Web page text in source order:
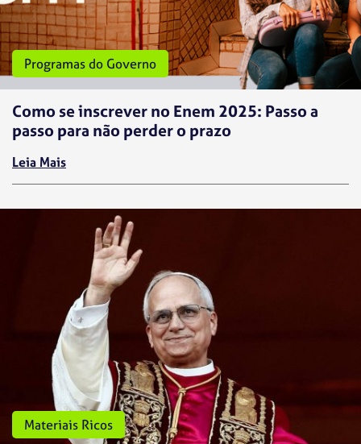
Programas do Governo
Como se inscrever no Enem 2025: Passo a
passo para não perder o prazo
Leia Mais
Materiais Ricos